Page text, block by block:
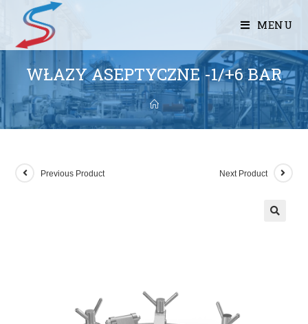
MENU
WŁAZY ASEPTYCZNE -1/+6 BAR
Previous Product Next Product